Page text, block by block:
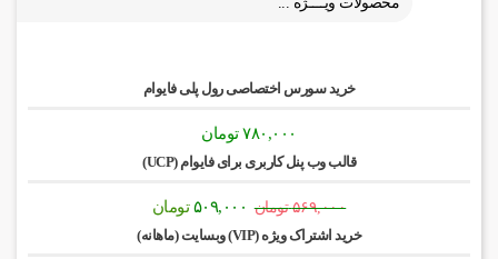
خرید سورس اختصاصی رول پلی فایوام
۷۸۰,۰۰۰ تومان
قالب وب پنل کاربری برای فایوام (UCP)
۵۶۹,۰۰۰ تومان
قیمت
۵۶۹,۰۰۰ تومان
۵۰۹,۰۰۰ تومان
۵۰۹,۰۰۰ تومان.
خرید اشتراک ویژه (VIP) وبسایت (ماهانه)